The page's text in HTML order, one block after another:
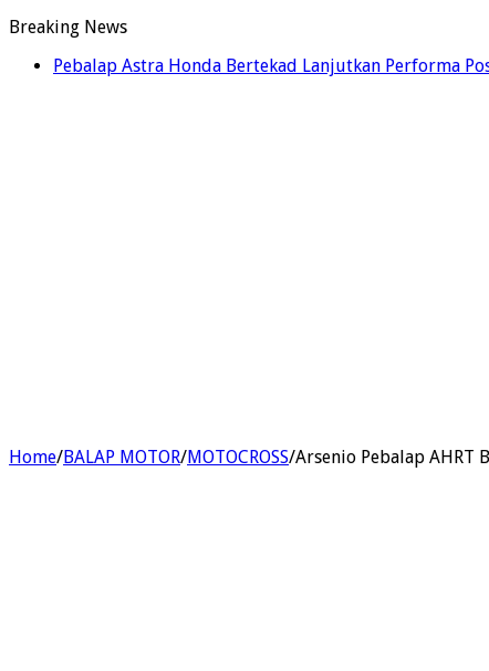
Breaking News
Pebalap Astra Honda Bertekad Lanjutkan Performa
Home/BALAP MOTOR/MOTOCROSS/Arsenio Pebalap AHRT